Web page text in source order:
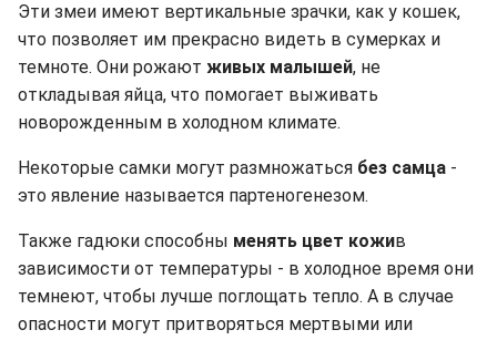
Эти змеи имеют вертикальные зрачки, как у кошек,
что позволяет им прекрасно видеть в сумерках и
темноте. Они рожают живых малышей, не
откладывая яйца, что помогает выживать
новорожденным в холодном климате.
Некоторые самки могут размножаться без самца -
это явление называется партеногенезом.
Также гадюки способны менять цвет кожив
зависимости от температуры - в холодное время они
темнеют, чтобы лучше поглощать тепло. А в случае
опасности могут притворяться мертвыми или